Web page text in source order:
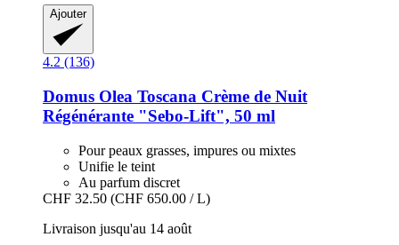
Ajouter
4.2 (136)
Domus Olea Toscana Crème de Nuit
Régénérante "Sebo-​Lift", 50 ml
Pour peaux grasses, impures ou mixtes
Unifie le teint
Au parfum discret
CHF 32.50 (CHF 650.00 / L)
Livraison jusqu'au 14 août